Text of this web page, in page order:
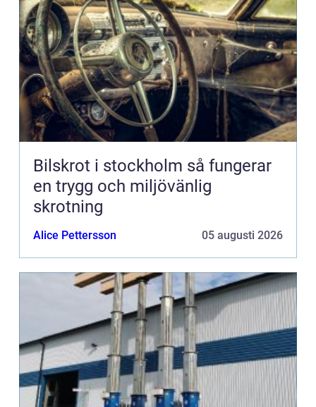
Bilskrot i stockholm så fungerar
en trygg och miljövänlig
skrotning
Alice Pettersson 05 augusti 2026